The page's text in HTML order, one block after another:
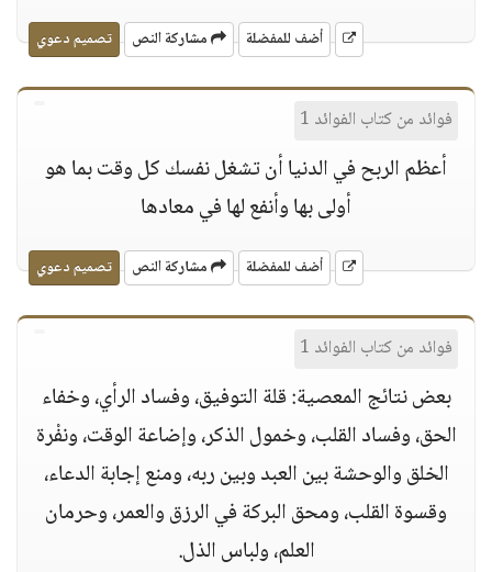
أضف للمفضلة مشاركة النص تصميم دعوي
فوائد من كتاب الفوائد 1
أعظم الربح في الدنيا أن تشغل نفسك كل وقت بما هو
أولى بها وأنفع لها في معادها
أضف للمفضلة مشاركة النص تصميم دعوي
فوائد من كتاب الفوائد 1
بعض نتائج المعصية: قلة التوفيق، وفساد الرأي، وخفاء
الحق، وفساد القلب، وخمول الذكر، وإضاعة الوقت، ونفْرة
الخلق والوحشة بين العبد وبين ربه، ومنع إجابة الدعاء،
وقسوة القلب، ومحق البركة في الرزق والعمر، وحرمان
العلم، ولباس الذل.